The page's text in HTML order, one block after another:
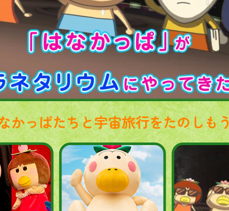
キャラクターショーを見にきてね！
かっぱたちと宇宙旅行をたのしも